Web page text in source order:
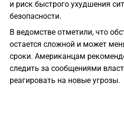
и риск быстрого ухудшения
безопасности.
В ведомстве отметили, что
остается сложной и может
сроки. Американцам
следить за сообщениями
реагировать на новые угрозы.